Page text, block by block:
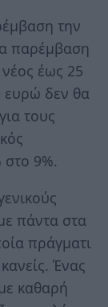
την
παρέμβαση
έως 25
ευρώ δεν θα
τους
στο 9%.
πάντα στα
πράγματι
Ένας
καθαρή